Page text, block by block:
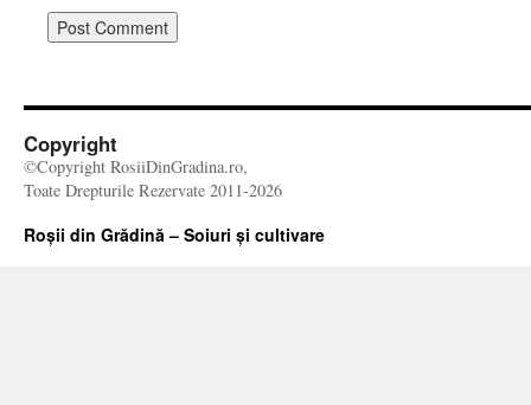
Copyright
©Copyright RosiiDinGradina.ro,
Toate Drepturile Rezervate 2011-2026
Roșii din Grădină – Soiuri și cultivare